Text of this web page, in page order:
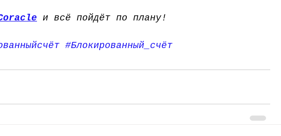
и всё пойдёт по плану!
#Блокированный_счёт